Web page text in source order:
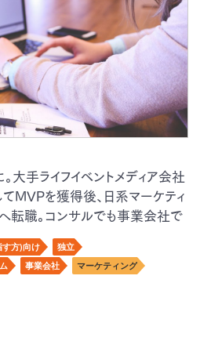
大手ライフイベントメディア会社
MVPを獲得後、日系マーケティ
転職。コンサルでも事業会社で
方)向け
独立
事業会社 マーケティング